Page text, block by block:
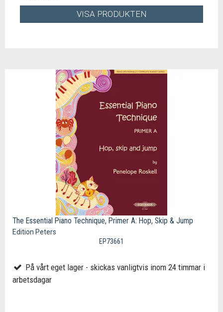
VISA PRODUKTEN
The Essential Piano Technique, Primer A: Hop, Skip & Jump
Edition Peters
EP73661
På vårt eget lager - skickas vanligtvis inom 24 timmar i
arbetsdagar